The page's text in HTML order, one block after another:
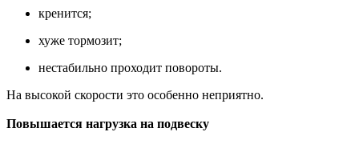
кренится;
хуже тормозит;
нестабильно проходит повороты.
На высокой скорости это особенно неприятно.
Повышается нагрузка на подвеску